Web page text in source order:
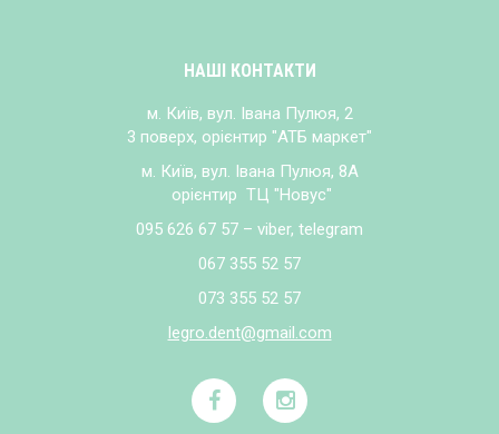
НАШІ КОНТАКТИ
м. Київ, вул. Івана Пулюя, 2
3 поверх, орієнтир "АТБ маркет"
м. Київ, вул. Івана Пулюя, 8А
орієнтир ТЦ "Новус"
095 626 67 57 – viber, telegram
067 355 52 57
073 355 52 57
legro.dent@gmail.com